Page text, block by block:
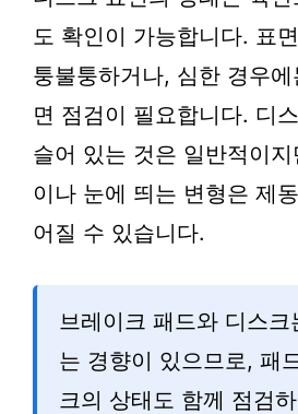
도 확인이 가능합니다. 표
퉁불퉁하거나, 심한 경우
면 점검이 필요합니다. 디
슬어 있는 것은 일반적이
이나 눈에 띄는 변형은 제
어질 수 있습니다.
브레이크 패드와 디스크
는 경향이 있으므로, 패
크의 상태도 함께 점검